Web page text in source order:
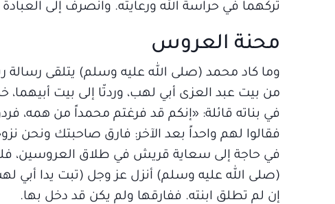
تركهما في حراسة الله ورعايته. وانصرف إلى العبادة
محنة العروس
وما كاد محمد (صلى الله عليه وسلم) يتلقى رسالة
من بيت عبد العزى أبي لهب، وردتّا إلى بيت
في بناته قائلة: «إنكم قد فرغتم محمداً من همه،
فقالوا لهم واحداً بعد الآخر: فارق صاحبتك ونحن
في حاجة إلى سعاية قريش في طلاق العروسين،
(صلى الله عليه وسلم) أنزل عز وجل (تبت يدا أبي
إن لم تطلق ابنته. ففارقها ولم يكن قد دخل بها.